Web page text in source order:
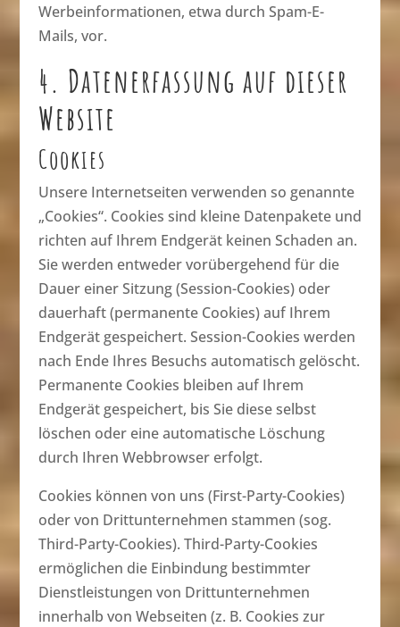
Werbeinformationen, etwa durch Spam-E-
Mails, vor.
4. Datenerfassung auf dieser
Website
Cookies
Unsere Internetseiten verwenden so genannte
„Cookies“. Cookies sind kleine Datenpakete und
richten auf Ihrem Endgerät keinen Schaden an.
Sie werden entweder vorübergehend für die
Dauer einer Sitzung (Session-Cookies) oder
dauerhaft (permanente Cookies) auf Ihrem
Endgerät gespeichert. Session-Cookies werden
nach Ende Ihres Besuchs automatisch gelöscht.
Permanente Cookies bleiben auf Ihrem
Endgerät gespeichert, bis Sie diese selbst
löschen oder eine automatische Löschung
durch Ihren Webbrowser erfolgt.
Cookies können von uns (First-Party-Cookies)
oder von Drittunternehmen stammen (sog.
Third-Party-Cookies). Third-Party-Cookies
ermöglichen die Einbindung bestimmter
Dienstleistungen von Drittunternehmen
innerhalb von Webseiten (z. B. Cookies zur